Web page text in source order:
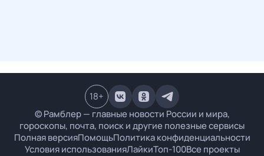
© Рамблер — главные новости России и мира,
гороскопы, почта, поиск и другие полезные сервисы
Полная версияПомощьПолитика конфиденциальности
Условия использованияЛайкиТоп-100Все проекты
18+